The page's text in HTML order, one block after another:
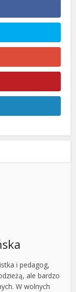
i pedagog,
ale bardzo
W wolnych